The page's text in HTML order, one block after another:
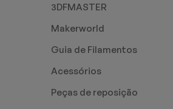
3DFMASTER
Makerworld
Guia de Filamentos
Acessórios
Peças de reposição